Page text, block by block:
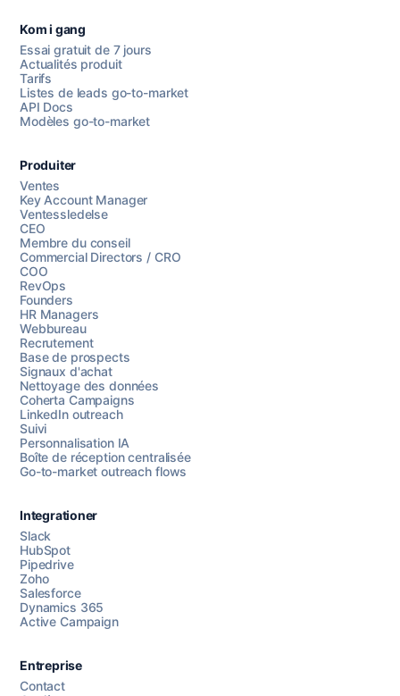
Chattez avec nous
Kom i gang
Essai gratuit de 7 jours
Actualités produit
Tarifs
Listes de leads go-to-market
API Docs
Modèles go-to-market
Produiter
Ventes
Key Account Manager
Ventessledelse
CEO
Membre du conseil
Commercial Directors / CRO
COO
RevOps
Founders
HR Managers
Webbureau
Recrutement
Base de prospects
Signaux d'achat
Nettoyage des données
Coherta Campaigns
LinkedIn outreach
Suivi
Personnalisation IA
Boîte de réception centralisée
Go-to-market outreach flows
Integrationer
Slack
HubSpot
Pipedrive
Zoho
Salesforce
Dynamics 365
Active Campaign
Entreprise
Contact